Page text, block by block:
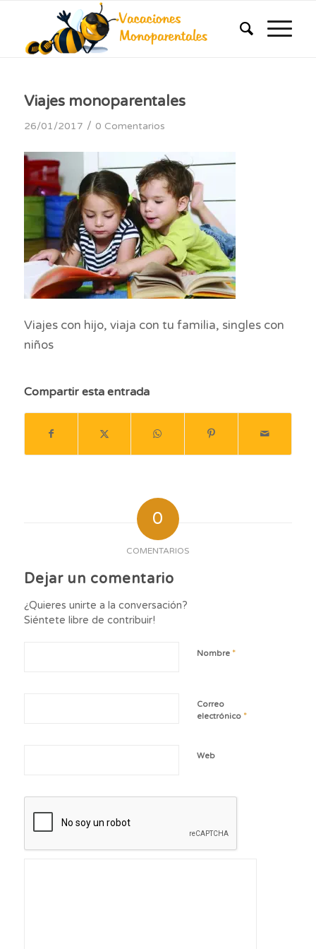
Viajes monoparentales
26/01/2017 / 0 Comentarios
Viajes con hijo, viaja con tu familia, singles con
niños
Compartir esta entrada
0
COMENTARIOS
Dejar un comentario
¿Quieres unirte a la conversación?
Siéntete libre de contribuir!
Nombre *
Correo
electrónico *
Web